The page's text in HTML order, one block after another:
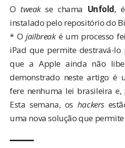
O tweakse chama Unfold,
instalado pelo repositório do
* Ojailbreaké um processo
iPad que permite destravá-lo
que a Apple ainda não
demonstrado neste artigo é
fere nenhuma lei brasileira
Esta semana, os hackers
uma nova solução que permite